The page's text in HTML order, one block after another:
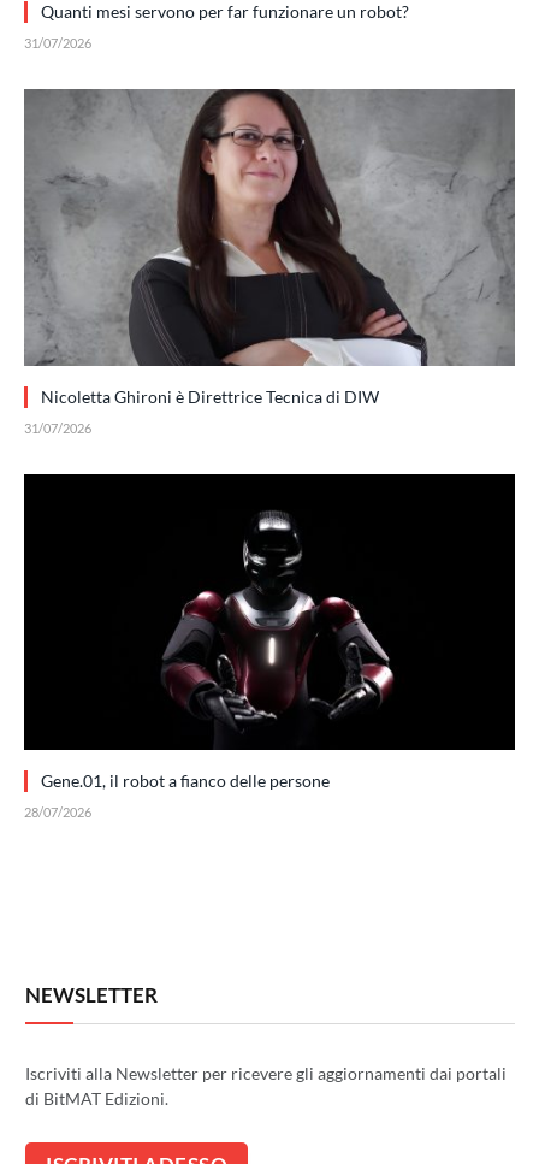
Quanti mesi servono per far funzionare un robot?
31/07/2026
Nicoletta Ghironi è Direttrice Tecnica di DIW
31/07/2026
Gene.01, il robot a fianco delle persone
28/07/2026
NEWSLETTER
Iscriviti alla Newsletter per ricevere gli aggiornamenti dai portali
di BitMAT Edizioni.